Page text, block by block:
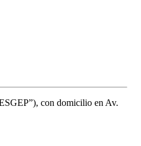
con domicilio en Av.